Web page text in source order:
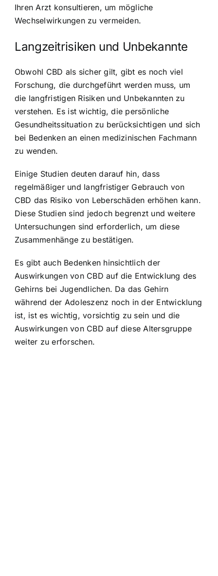
Ihren Arzt konsultieren, um mögliche
Wechselwirkungen zu vermeiden.
Langzeitrisiken und Unbekannte
Obwohl CBD als sicher gilt, gibt es noch viel
Forschung, die durchgeführt werden muss, um
die langfristigen Risiken und Unbekannten zu
verstehen. Es ist wichtig, die persönliche
Gesundheitssituation zu berücksichtigen und sich
bei Bedenken an einen medizinischen Fachmann
zu wenden.
Einige Studien deuten darauf hin, dass
regelmäßiger und langfristiger Gebrauch von
CBD das Risiko von Leberschäden erhöhen kann.
Diese Studien sind jedoch begrenzt und weitere
Untersuchungen sind erforderlich, um diese
Zusammenhänge zu bestätigen.
Es gibt auch Bedenken hinsichtlich der
Auswirkungen von CBD auf die Entwicklung des
Gehirns bei Jugendlichen. Da das Gehirn
während der Adoleszenz noch in der Entwicklung
ist, ist es wichtig, vorsichtig zu sein und die
Auswirkungen von CBD auf diese Altersgruppe
weiter zu erforschen.